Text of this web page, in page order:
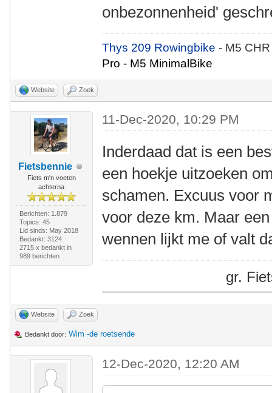
onbezonnenheid'
Thys 209 Rowingbike- M5
Pro - M5 MinimalBike
Website Zoek
Fietsbennie
Fiets m'n voeten
achterna
Berichten: 1.879
Topics: 45
Lid sinds: May 2018
Bedankt: 3124
2715 x bedankt in
989 berichten
11-Dec-2020, 10:29 PM
Inderdaad dat is een
een hoekje uitzoeken
schamen. Excuus voor
voor deze km. Maar
wennen lijkt me of valt
gr.
Website Zoek
Bedankt door: Wim -de roetsende
12-Dec-2020, 12:20 AM